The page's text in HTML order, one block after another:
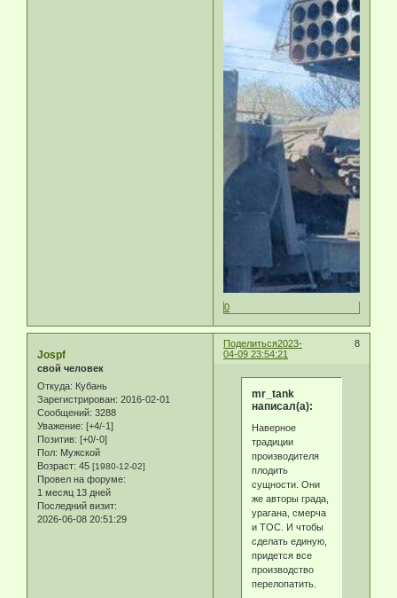
0
Поделиться 8
2023-
04-09 23:54:21
Jospf
свой человек
Откуда: Кубань
Зарегистрирован: 2016-02-01
Сообщений: 3288
Уважение: [+4/-1]
Позитив: [+0/-0]
Пол: Мужской
Возраст: 45 [1980-12-02]
Провел на форуме:
1 месяц 13 дней
Последний визит:
2026-06-08 20:51:29
mr_tank
написал(а):
Наверное
традиции
производителя
плодить
сущности. Они
же авторы града,
урагана, смерча
и ТОС. И чтобы
сделать единую,
придется все
производство
перелопатить.